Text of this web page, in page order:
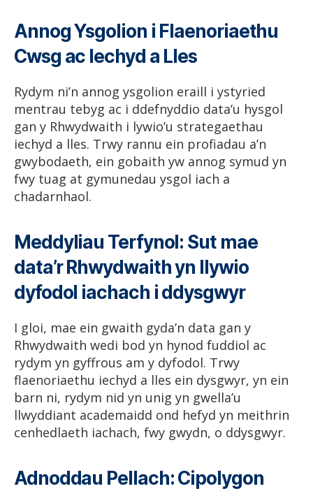
Annog Ysgolion i Flaenoriaethu
Cwsg ac Iechyd a Lles
Rydym ni’n annog ysgolion eraill i ystyried
mentrau tebyg ac i ddefnyddio data’u hysgol
gan y Rhwydwaith i lywio’u strategaethau
iechyd a lles. Trwy rannu ein profiadau a’n
gwybodaeth, ein gobaith yw annog symud yn
fwy tuag at gymunedau ysgol iach a
chadarnhaol.
Meddyliau Terfynol: Sut mae
data’r Rhwydwaith yn llywio
dyfodol iachach i ddysgwyr
I gloi, mae ein gwaith gyda’n data gan y
Rhwydwaith wedi bod yn hynod fuddiol ac
rydym yn gyffrous am y dyfodol. Trwy
flaenoriaethu iechyd a lles ein dysgwyr, yn ein
barn ni, rydym nid yn unig yn gwella’u
llwyddiant academaidd ond hefyd yn meithrin
cenhedlaeth iachach, fwy gwydn, o ddysgwyr.
Adnoddau Pellach: Cipolygon